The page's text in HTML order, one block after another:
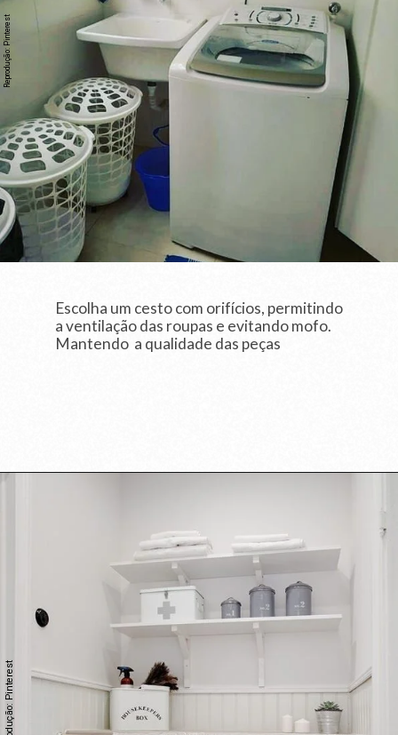
Escolha um cesto com orifícios, permitindo
a ventilação das roupas e evitando mofo.
Mantendo a qualidade das peças
Reprodução: Pinterest
Reprodução: Pinterest